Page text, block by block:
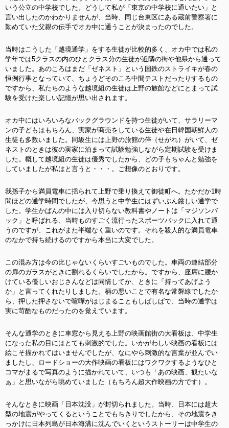
いう公立の中学校でした。どうして私が「東京の中学校に通いたい」と
言い出したのかわかりませんが、当時、同じ台東区にある蔵前警察署に
勤めていた父親の伝手でオカ中に通うことが決まったのでした。
当時はこうした「越境通学」をする生徒が比較的多く、オカ中では私の
学年では5クラスの内のひとクラス分の生徒が近隣の街や他県から通って
いました。あのころはまだ「ゼネスト」という国鉄のストライキが春の
恒例行事となっていて、ちょうどそのころ中間テストだったりするもの
ですから、私たちのような越境組の生徒は上野の旅館などにとまって試
験を受けた楽しい記憶が思い出されます。
オカ中にはいろいろなバックグラウンドを持つ生徒がいて、サラリーマ
ンの子どもはもちろん、実家が商売をしている生徒や在日韓国朝鮮人の
生徒も多数いました。同級生には上野の旅館の倅（せがれ）がいて、ゼ
ネストのときは彼の実家に泊まって試験勉強しながら定期試験を受けま
した。概して越境組の生徒は優秀でしたから、どの子もちゃんと勉強を
していましたが私はと言うと・・・。ご想像のとおりです。
我孫子から満員電車に揺られて上野で乗り換えて御徒町へ。たかだか1時
間ほどの通学時間でしたが、今思うと中学生にはずいぶん厳しい通学で
した。学生かばんの中には入り切らない教科書やノートは「マジソンバ
ック」と呼ばれる、当時ものすごく流行ったスポーツバックに入れて通
うのですが、これがまた半端なく重いのです。それを殺人的な満員電車
のなかで持ち続けるのですから本当に大変でした。
この混み方は今の比じゃないくらいすごいものでした。車両の連結部分
の扉のガラスがときに割れるくらいでしたから。ですから、座席に腰か
けている優しいおじさんなどは同情してか、ときに「持ってあげよう
か」と言ってくれたりしました。柄の悪いことで有名な常磐線でしたか
ら、押した押さないで喧嘩がはじまることもしばしばで、当時の通学は
実に苛酷なものだったのを覚えています。
そんな通学のときに車窓から見える上野の映画館街の大看板は、中学生
になった私の目にはとても刺激的でした。いかがわしい映画の看板には
絵こそ描かれてはいませんでしたが、なにやら刺激的な言葉が並んでい
ましたし、ロードショーの大作映画の看板にはワクワクするようなひと
コマがまるで写真のように描かれていて、いつも「あの映画、観たいな
ぁ」と思いながら眺めていました（もちろん超大作映画の方です）。
そんなときに映画「日本沈没」が封切られました。当時、日本には超大
型の地震がやってくるということでもちきりでしたから、その地震をき
っかけに日本列島が日本海溝に沈んでいくというストーリーは中学生の